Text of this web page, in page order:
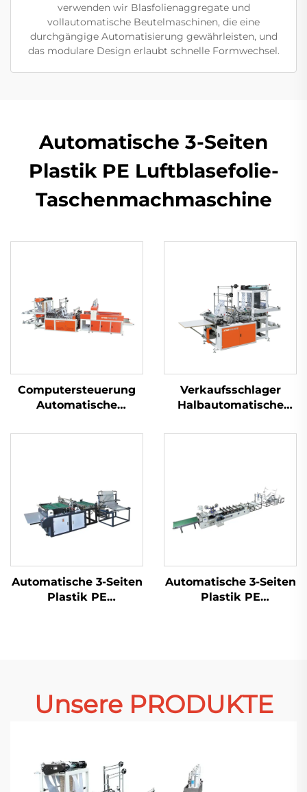
verwenden wir Blasfolienaggregate und
vollautomatische Beutelmaschinen, die eine
durchgängige Automatisierung gewährleisten, und
das modulare Design erlaubt schnelle Formwechsel.
Automatische 3-Seiten
Plastik PE Luftblasefolie-
Taschenmachmaschine
Computersteuerung
Automatische
LDPE-
Verkaufsschlager
Halbautomatische
Automatische 3-Seiten
Plastik PE
Automatische 3-Seiten
Plastik PE
Unsere PRODUKTE